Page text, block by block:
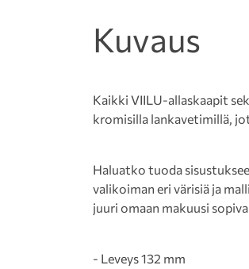
Kuvaus
Kaikki VIILU-allaskaapit
kromisilla lankavetimillä,
Haluatko tuoda
valikoiman eri värisiä ja
juuri omaan makuusi
- Leveys 132 mm